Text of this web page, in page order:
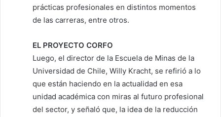
prácticas profesionales en distintos momentos
de las carreras, entre otros.
EL PROYECTO CORFO
Luego, el director de la Escuela de Minas de la
Universidad de Chile, Willy Kracht, se refirió a lo
que están haciendo en la actualidad en esa
unidad académica con miras al futuro profesional
del sector, y señaló que, la idea de la reducción